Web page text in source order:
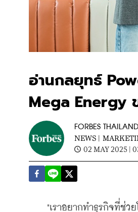
อ่านกลยุทธ์
Mega Energy
FORBES
NEWS |
02 MAY 2025 |
"เราอยากทำธุรกิจที่ช่วย